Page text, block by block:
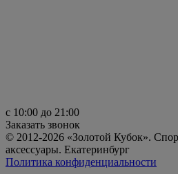
с 10:00 до 21:00
Заказать звонок
© 2012-2026 «Золотой Кубок».
аксессуары. Екатеринбург
Политика конфиденциальности